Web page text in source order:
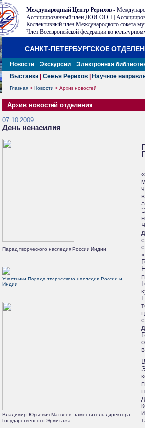
Международный Центр Рерихов -
Ассоциированный член ДОИ ООН |
Коллективный член Международного совета
Член Всеевропейской федерации по
САНКТ-ПЕТЕРБУРГСКОЕ
Новости Экскурсии
Электронная
Выставки
Семья Рерихов Научное
Главная > Новости > Архив новостей
Архив новостей отделения
07.10.2009
День ненасилия
Парад творческого наследия России Индии
Участники Парада творческого наследия России и
Индии
Владимир Юрьевич Матвеев, заместитель директора
Государственного Эрмитажа